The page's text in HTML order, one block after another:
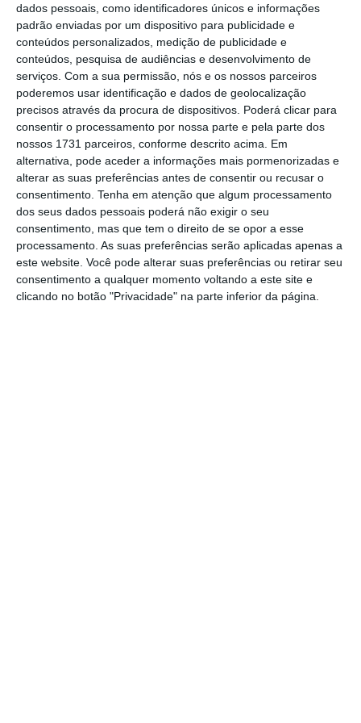
dados pessoais, como identificadores únicos e informações
padrão enviadas por um dispositivo para publicidade e
conteúdos personalizados, medição de publicidade e
conteúdos, pesquisa de audiências e desenvolvimento de
serviços. Com a sua permissão, nós e os nossos parceiros
poderemos usar identificação e dados de geolocalização
precisos através da procura de dispositivos. Poderá clicar para
consentir o processamento por nossa parte e pela parte dos
nossos 1731 parceiros, conforme descrito acima. Em
alternativa, pode aceder a informações mais pormenorizadas e
alterar as suas preferências antes de consentir ou recusar o
consentimento. Tenha em atenção que algum processamento
dos seus dados pessoais poderá não exigir o seu
consentimento, mas que tem o direito de se opor a esse
processamento. As suas preferências serão aplicadas apenas a
este website. Você pode alterar suas preferências ou retirar seu
consentimento a qualquer momento voltando a este site e
clicando no botão "Privacidade" na parte inferior da página.
Dermatologista codificou as suas cirurgias 350
vezes
Ler Mais
No entanto, salienta, estatendência negativa
foi revertida no final de 2023, com um
crescimento médio sustentado de 2,6% entre o
quarto trimestre de 2023 e o segundo
trimestre de 2025, atingindo 20.449 cirurgias
no primeiro trimestre de 2025.“Apesar da
recuperação, o 3.º trimestre de 2025 regista
uma quebra abrupta (-16%), com apenas